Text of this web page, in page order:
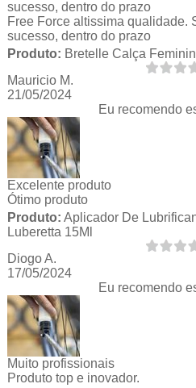
sucesso, dentro do prazo
Free Force altissima qualidade.
sucesso, dentro do prazo
Produto: Bretelle Calça
Mauricio M.
21/05/2024
Eu recomendo
Excelente produto
Ótimo produto
Produto: Aplicador De
Luberetta 15Ml
Diogo A.
17/05/2024
Eu recomendo
Muito profissionais
Produto top e inovador.